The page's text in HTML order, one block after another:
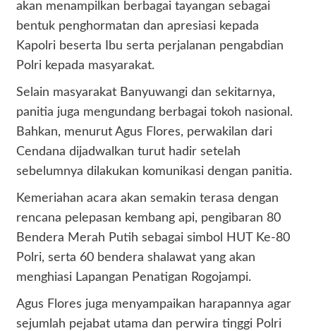
akan menampilkan berbagai tayangan sebagai
bentuk penghormatan dan apresiasi kepada
Kapolri beserta Ibu serta perjalanan pengabdian
Polri kepada masyarakat.
Selain masyarakat Banyuwangi dan sekitarnya,
panitia juga mengundang berbagai tokoh nasional.
Bahkan, menurut Agus Flores, perwakilan dari
Cendana dijadwalkan turut hadir setelah
sebelumnya dilakukan komunikasi dengan panitia.
Kemeriahan acara akan semakin terasa dengan
rencana pelepasan kembang api, pengibaran 80
Bendera Merah Putih sebagai simbol HUT Ke-80
Polri, serta 60 bendera shalawat yang akan
menghiasi Lapangan Penatigan Rogojampi.
Agus Flores juga menyampaikan harapannya agar
sejumlah pejabat utama dan perwira tinggi Polri